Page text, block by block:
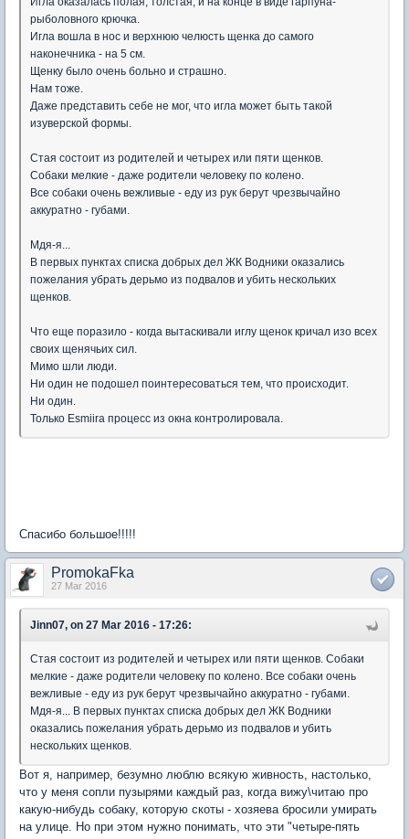
рыболовного крючка.
Игла вошла в нос и верхнюю челюсть щенка до самого
наконечника - на 5 см.
Щенку было очень больно и страшно.
Нам тоже.
Даже представить себе не мог, что игла может быть такой
изуверской формы.
Стая состоит из родителей и четырех или пяти щенков.
Собаки мелкие - даже родители человеку по колено.
Все собаки очень вежливые - еду из рук берут чрезвычайно
аккуратно - губами.
Мдя-я...
В первых пунктах списка добрых дел ЖК Водники оказались
пожелания убрать дерьмо из подвалов и убить нескольких
щенков.
Что еще поразило - когда вытаскивали иглу щенок кричал изо всех
своих щенячьих сил.
Мимо шли люди.
Ни один не подошел поинтересоваться тем, что происходит.
Ни один.
Только Esmiira процесс из окна контролировала.
Спасибо большое!!!!!
PromokaFka
27 Mar 2016
Jinn07, on 27 Mar 2016 - 17:26:
Стая состоит из родителей и четырех или пяти щенков. Собаки
мелкие - даже родители человеку по колено. Все собаки очень
вежливые - еду из рук берут чрезвычайно аккуратно - губами.
Мдя-я... В первых пунктах списка добрых дел ЖК Водники
оказались пожелания убрать дерьмо из подвалов и убить
нескольких щенков.
Вот я, например, безумно люблю всякую живность, настолько,
что у меня сопли пузырями каждый раз, когда вижу\читаю про
какую-нибудь собаку, которую скоты - хозяева бросили умирать
на улице. Но при этом нужно понимать, что эти "четыре-пять